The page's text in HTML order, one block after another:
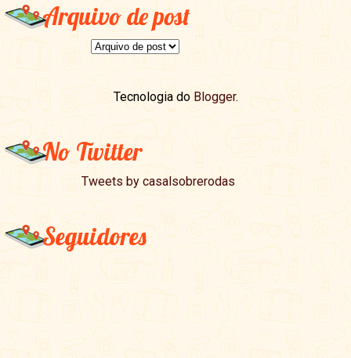
Arquivo de post
Tecnologia do Blogger.
No Twitter
Tweets by casalsobrerodas
Seguidores